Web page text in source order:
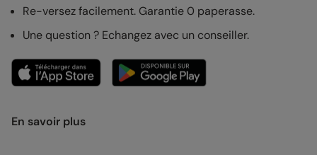
Re-versez facilement. Garantie 0 paperasse.
Une question ? Echangez avec un conseiller.
En savoir plus